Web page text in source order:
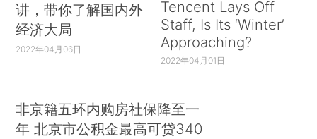
讲，带你了解国内外
经济大局
2022年04月06日
Tencent Lays Off
Staff, Is Its ‘Winter’
Approaching?
2022年04月01日
非京籍五环内购房社保降至一
年 北京市公积金最高可贷340